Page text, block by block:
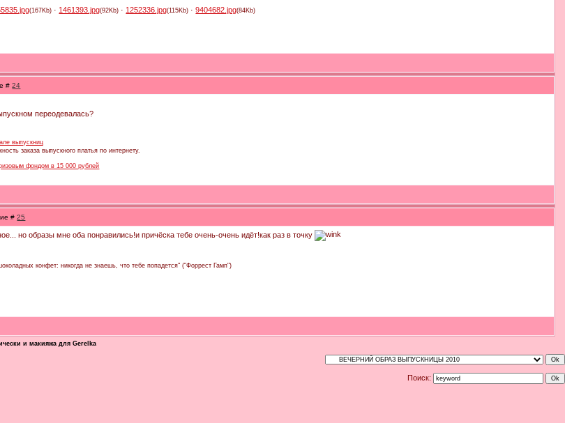
(167Kb) · 1461393.jpg(92Kb) · 1252336.jpg(115Kb) ·9404682.jpg(84Kb)
#24
переодевалась?
выпускниц
заказа выпускного платья по интернету.
фондом в 15 000 рублей
#25
но образы мне оба понравились!и причёска тебе очень-очень идёт!как раз в точку
конфет: никогда не знаешь, что тебе попадется" ("Форрест Гамп")
и макияжа для Gerelka
Поиск: